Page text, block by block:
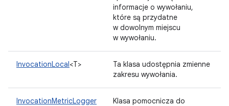
informacje o wywołaniu,
które są przydatne
w dowolnym miejscu
w wywołaniu.
InvocationLocal<T>
Ta klasa udostępnia zmienne
zakresu wywołania.
InvocationMetricLogger
Klasa pomocnicza do